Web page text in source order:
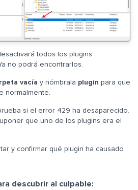
todos los plugins
no podrá encontrarlos.
vacía y nómbrala plugin para que
normalmente.
si el error 429 ha desaparecido.
que uno de los plugins era el
y confirmar qué plugin ha causado
descubrir al culpable: